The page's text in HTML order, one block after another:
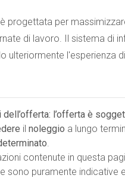
progettata per
di lavoro. Il sistema di
ulteriormente l'esperienza
dell’offerta: l’offerta è
il noleggio a lungo
.
contenute in questa
sono puramente indicative